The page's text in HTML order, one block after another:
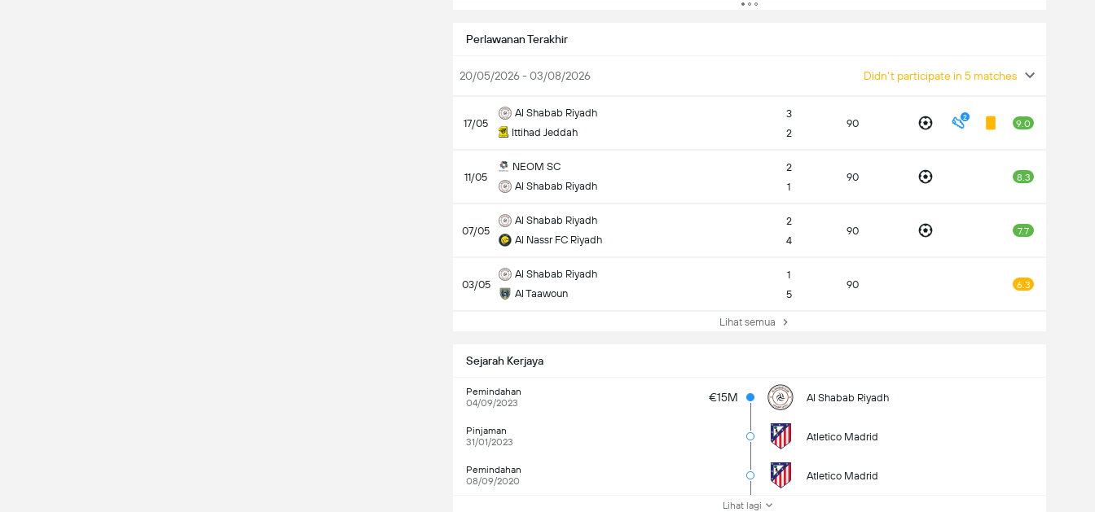
Perlawanan Terakhir
20/05/2026 - 03/08/2026 Didn't participate in 5 matches
17/05
Al Shabab Riyadh
Ittihad Jeddah
3
2
90 2
9.0
11/05
NEOM SC
Al Shabab Riyadh
2
1
90 8.3
07/05
Al Shabab Riyadh
Al Nassr FC Riyadh
2
4
90 7.7
03/05
Al Shabab Riyadh
Al Taawoun
1
5
90 6.3
Lihat semua
Sejarah Kerjaya
Pemindahan
04/09/2023
€15M Al Shabab Riyadh
Pinjaman
31/01/2023
Atletico Madrid
Pemindahan
08/09/2020
Atletico Madrid
Lihat lagi